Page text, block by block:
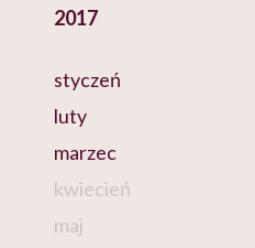
2017
styczeń
luty
marzec
kwiecień
maj